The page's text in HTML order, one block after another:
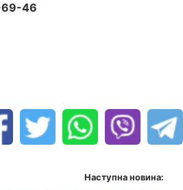
69-46
Наступна новина: